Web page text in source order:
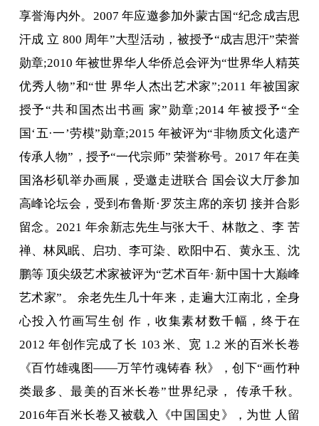
享誉海内外。2007 年应邀参加外蒙古国“纪念成吉思
汗成 立 800 周年”大型活动，被授予“成吉思汗”荣誉
勋章;2010 年被世界华人华侨总会评为“世界华人精英
优秀人物”和“世 界华人杰出艺术家”;2011 年被国家
授予“共和国杰出书画 家”勋章;2014 年被授予“全
国‘五·一’劳模”勋章;2015 年被评为“非物质文化遗产
传承人物”，授予“一代宗师” 荣誉称号。2017 年在美
国洛杉矶举办画展，受邀走进联合 国会议大厅参加
高峰论坛会，受到布鲁斯·罗茨主席的亲切 接并合影
留念。2021 年余新志先生与张大千、林散之、李 苦
禅、林凤眠、启功、李可染、欧阳中石、黄永玉、沈
鹏等 顶尖级艺术家被评为“艺术百年·新中国十大巅峰
艺术家”。 余老先生几十年来，走遍大江南北，全身
心投入竹画写生创 作，收集素材数千幅，终于在
2012 年创作完成了长 103 米、宽 1.2 米的百米长卷
《百竹雄魂图——万竿竹魂铸春 秋》，创下“画竹种
类最多、最美的百米长卷”世界纪录， 传承千秋。
2016年百米长卷又被载入《中国国史》，为世 人留